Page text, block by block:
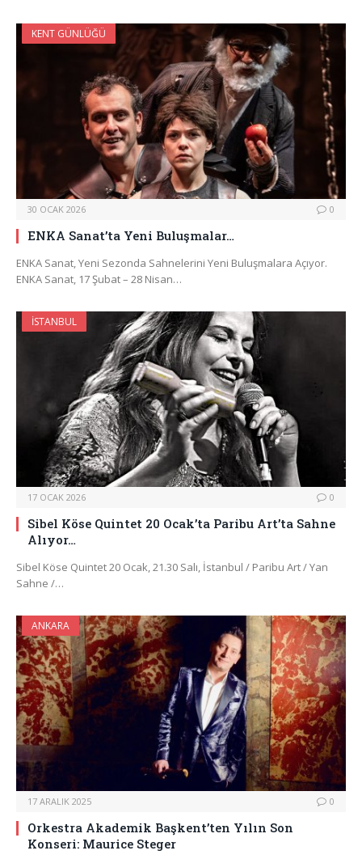
KENT GÜNLÜĞÜ
30 OCAK 2026 0
ENKA Sanat’ta Yeni Buluşmalar…
ENKA Sanat, Yeni Sezonda Sahnelerini Yeni Buluşmalara Açıyor.
ENKA Sanat, 17 Şubat – 28 Nisan…
İSTANBUL
17 OCAK 2026 0
Sibel Köse Quintet 20 Ocak’ta Paribu Art’ta Sahne
Alıyor…
Sibel Köse Quintet 20 Ocak, 21.30 Salı, İstanbul / Paribu Art / Yan
Sahne /…
ANKARA
17 ARALIK 2025 0
Orkestra Akademik Başkent’ten Yılın Son
Konseri: Maurice Steger